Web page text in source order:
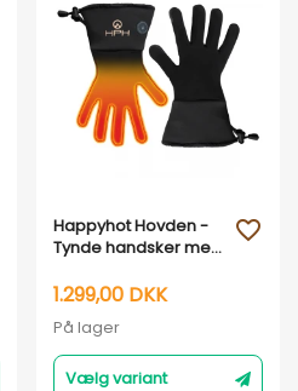
Vis her
Happyhot Hovden -
Tynde handsker med
1.299,00 DKK
På lager
Vælg variant
favorite_outline